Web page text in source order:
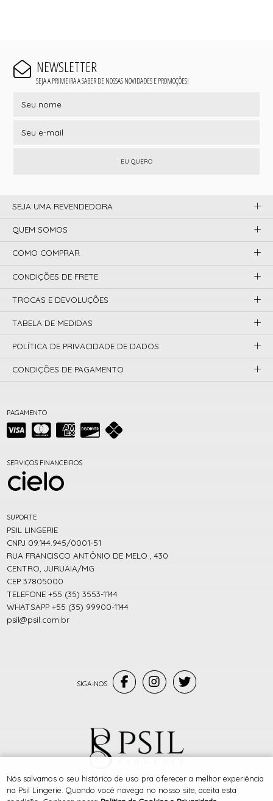
NEWSLETTER
SEJA A PRIMEIRA A SABER DE NOSSAS NOVIDADES E PROMOÇÕES!
EU QUERO
PAGAMENTO
SERVIÇOS FINANCEIROS
SUPORTE
PSIL LINGERIE
CNPJ 09.144.945/0001-51
RUA FRANCISCO ANTÔNIO DE MELO , 430
CENTRO, JURUAIA/MG
CEP 37805000
TELEFONE +55 (35) 3553-1144
WHATSAPP +55 (35) 99900-1144
psil@psil.com.br
SEJA UMA REVENDEDORA
QUEM SOMOS
COMO COMPRAR
CONDIÇÕES DE FRETE
TROCAS E DEVOLUÇÕES
TABELA DE MEDIDAS
POLÍTICA DE PRIVACIDADE DE DADOS
CONDIÇÕES DE PAGAMENTO
® TODOS DIREITOS RESERVADOS
Nós salvamos o seu histórico de uso pra oferecer a melhor experiência
na Psil Lingerie. Quando você navega no nosso site, aceita esta